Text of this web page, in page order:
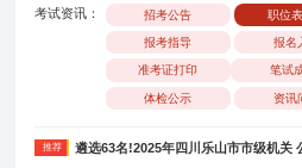
考试资讯： 招考公告 职位
报考指导 报名
准考证打印 笔试
体检公示 资讯
推荐 遴选63名!2025年四川乐山市市级机关